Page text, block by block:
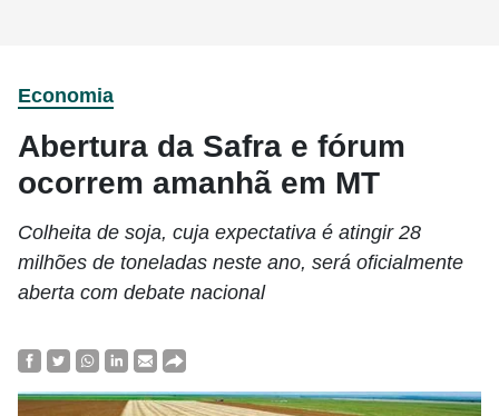
Economia
Abertura da Safra e fórum
ocorrem amanhã em MT
Colheita de soja, cuja expectativa é atingir 28
milhões de toneladas neste ano, será oficialmente
aberta com debate nacional